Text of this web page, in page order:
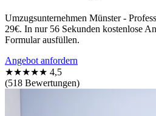
Umzugsunternehmen Münster -
29€. In nur 56 Sekunden kostenlose
Formular ausfüllen.
Angebot anfordern
★★★★★ 4,5
(518 Bewertungen)